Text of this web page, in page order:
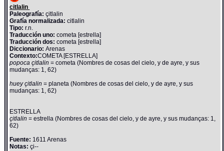
citlalin
Paleografía: çitlalin
Grafía normalizada: citlalin
Tipo: r.n.
Traducción uno: cometa [estrella]
Traducción dos: cometa [estrella]
Diccionario:Arenas
Contexto:COMETA [ESTRELLA]
popoca çitlalin= cometa (Nombres de cosas del cielo, y de ayre, y sus
mudanças: 1, 62)
huey çitlalin= planeta (Nombres de cosas del cielo, y de ayre, y sus
mudanças: 1, 62)
ESTRELLA
çitlalin= estrella (Nombres de cosas del cielo, y de ayre, y sus mudanças: 1,
62)
Fuente: 1611 Arenas
Notas: çi--